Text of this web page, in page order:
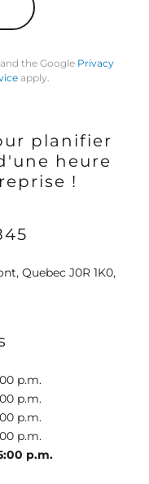
the Google Privacy
apply.
planifier
heure
!
Quebec J0R 1K0,
p.m.
p.m.
p.m.
p.m.
p.m.